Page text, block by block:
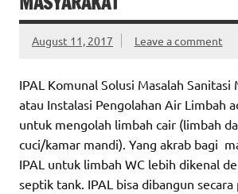
August 11, 2017 Leave a comment
IPAL Komunal Solusi Masalah Sanitasi
atau Instalasi Pengolahan Air Limbah
untuk mengolah limbah cair (limbah
cuci/kamar mandi). Yang akrab bagi
IPAL untuk limbah WC lebih dikenal
septik tank. IPAL bisa dibangun